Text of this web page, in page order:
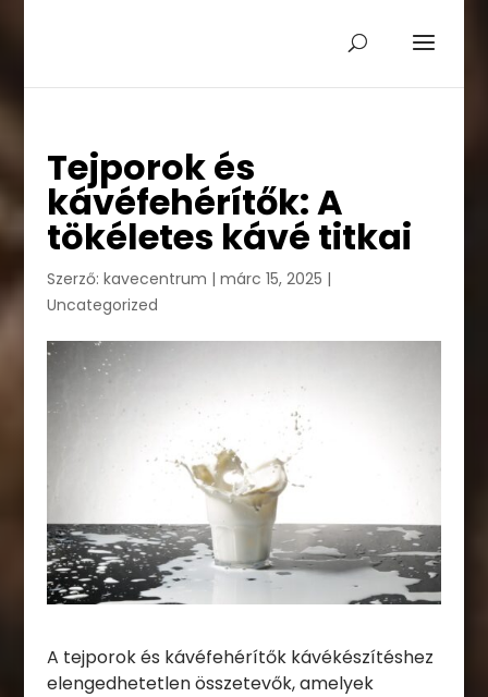
Tejporok és
kávéfehérítők: A
tökéletes kávé titkai
Szerző: kavecentrum | márc 15, 2025 |
Uncategorized
A tejporok és kávéfehérítők kávékészítéshez
elengedhetetlen összetevők, amelyek